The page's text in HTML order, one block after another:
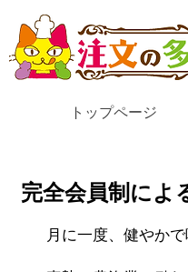
トップページ
完全会員制によ
月に一度、健やか